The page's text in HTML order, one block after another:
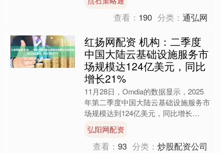
同飞往澳大利亚，目的是....
查看： 190 分类：通弘网
红扬网配资 机构：二季度
中国大陆云基础设施服务市
场规模达124亿美元，同比
增长21%
11月28日，Omdia的数据显示，2025
年第二季度中国大陆云基础设施服务市
场规模达到124亿美元，同比增长
21%，这是自2024年初以来首次重回
20%以上的....
弘阳网配资
查看：93 分类：炒股配资公司